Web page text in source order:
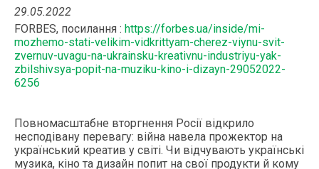
29.05.2022
FORBES, посилання : https://forbes.ua/inside/mi-
mozhemo-stati-velikim-vidkrittyam-cherez-viynu-svit-
zvernuv-uvagu-na-ukrainsku-kreativnu-industriyu-yak-
zbilshivsya-popit-na-muziku-kino-i-dizayn-29052022-
6256
Повномасштабне вторгнення Росії відкрило
несподівану перевагу: війна навела прожектор на
український креатив у світі. Чи відчувають українські
музика, кіно та дизайн попит на свої продукти й кому